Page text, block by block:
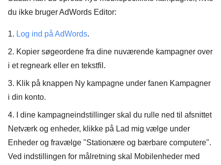
du ikke bruger AdWords Editor:
1. Log ind på AdWords.
2. Kopier søgeordene fra dine nuværende kampagner over
i et regneark eller en tekstfil.
3. Klik på knappen Ny kampagne under fanen Kampagner
i din konto.
4. I dine kampagneindstillinger skal du rulle ned til afsnittet
Netværk og enheder, klikke på Lad mig vælge under
Enheder og fravælge "Stationære og bærbare computere".
Ved indstillingen for målretning skal Mobilenheder med